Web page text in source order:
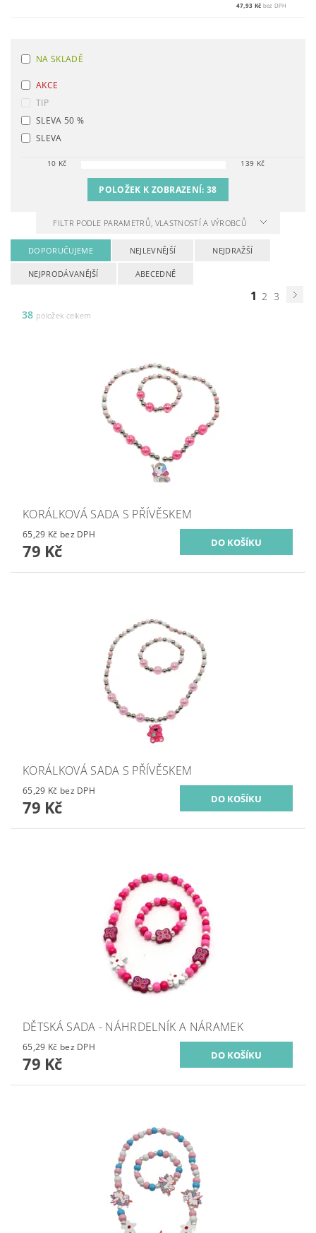
47,93 Kč bez DPH
NA SKLADĚ
AKCE
TIP
SLEVA 50 %
SLEVA
10 Kč 139 Kč
POLOŽEK K ZOBRAZENÍ:38
FILTR PODLE PARAMETRŮ, VLASTNOSTÍ A VÝROBCŮ
DOPORUČUJEME NEJLEVNĚJŠÍ NEJDRAŽŠÍ
NEJPRODÁVANĚJŠÍ ABECEDNĚ
1 2 3
38 položek celkem
KORÁLKOVÁ SADA S PŘÍVĚSKEM
65,29 Kč bez DPH
79 Kč
KORÁLKOVÁ SADA S PŘÍVĚSKEM
65,29 Kč bez DPH
79 Kč
DĚTSKÁ SADA - NÁHRDELNÍK A NÁRAMEK
65,29 Kč bez DPH
79 Kč